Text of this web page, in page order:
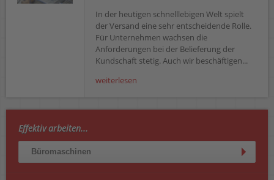
In der heutigen schnelllebigen Welt spielt
der Versand eine sehr entscheidende Rolle.
Für Unternehmen wachsen die
Anforderungen bei der Belieferung der
Kundschaft stetig. Auch wir beschäftigen...
weiterlesen
Effektiv arbeiten...
Büromaschinen